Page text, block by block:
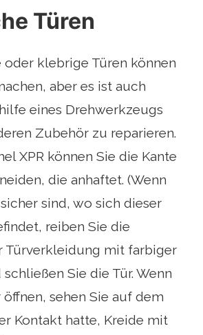
Türen
oder klebrige Türen können
aber es ist auch
eines Drehwerkzeugs
Zubehör zu reparieren.
XPR können Sie die Kante
die anhaftet. (Wenn
sind, wo sich dieser
reiben Sie die
Türverkleidung mit farbiger
Sie die Tür. Wenn
sehen Sie auf dem
Kontakt hatte, Kreide mit